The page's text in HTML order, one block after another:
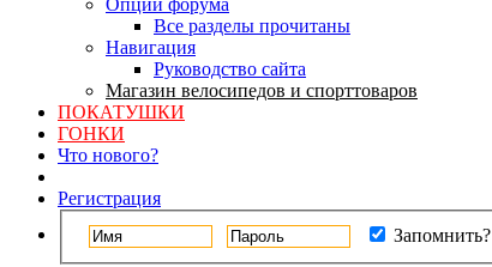
Опции форума
Все разделы прочитаны
Навигация
Руководство сайта
Магазин велосипедов и спорттоваров
ПОКАТУШКИ
ГОНКИ
Что нового?
Регистрация
Запомнить?